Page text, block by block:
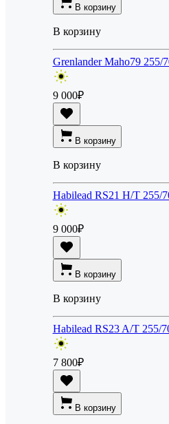
В корзину
В корзину
Grenlander Maho79 255/
9 000₽
В корзину
В корзину
Habilead RS21 H/T 255/
9 000₽
В корзину
В корзину
Habilead RS23 A/T 255/
7 800₽
В корзину